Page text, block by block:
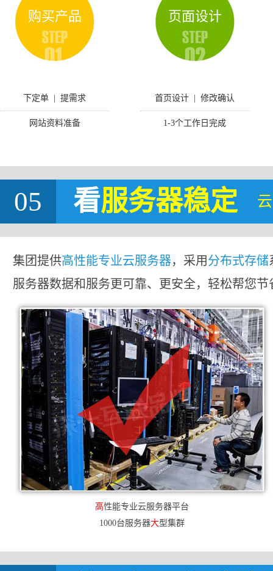
购买产品
下定单 | 提需求
网站资料准备
页面设计
首页设计 | 修改确认
1-3个工作日完成
05 看服务器稳定
集团提供高性能专业云服务器，采用分布式存储
服务器数据和服务更可靠、更安全，轻松帮您节
高性能专业云服务器平台
1000台服务器大型集群